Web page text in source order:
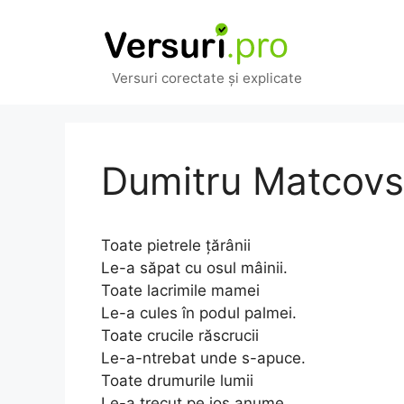
Versuri corectate și explicate
Dumitru
Toate pietrele țărânii
Le-a săpat cu osul mâinii.
Toate lacrimile mamei
Le-a cules în podul palmei.
Toate crucile răscrucii
Le-a-ntrebat unde s-apuce.
Toate drumurile lumii